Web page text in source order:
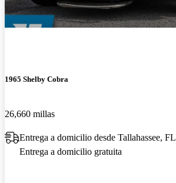
1965 Shelby Cobra
26,660 millas
Entrega a domicilio desde Tallahassee, FL
Entrega a domicilio gratuita